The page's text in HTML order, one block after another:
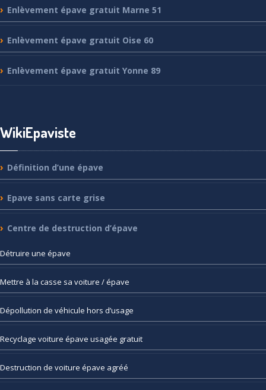
Enlèvement épave gratuit Marne 51
Enlèvement épave gratuit Oise 60
Enlèvement épave gratuit Yonne 89
WikiEpaviste
Définition d’une épave
Epave sans carte grise
Centre de destruction d’épave
Détruire une épave
Mettre à la casse sa voiture / épave
Dépollution de véhicule hors d’usage
Recyclage voiture épave usagée gratuit
Destruction de voiture épave agréé